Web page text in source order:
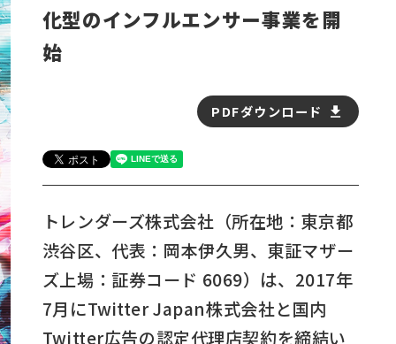
化型のインフルエンサー事業を開
始
PDFダウンロード
トレンダーズ株式会社（所在地：東京都
渋谷区、代表：岡本伊久男、東証マザー
ズ上場：証券コード 6069）は、2017年
7月にTwitter Japan株式会社と国内
Twitter広告の認定代理店契約を締結い